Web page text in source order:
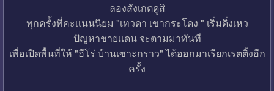
ลองสังเกตดูสิ
ทุกครั้งที่คะเเนนนิยม "เทวดา เขากระโดง " เริ่มดิ่งเหว
ปัญหาชายเเดน จะตามมาทันที
เพื่อเปิดพื้นที่ให้ "ฮีโร่ บ้านเซาะกราว" ได้ออกมาเรียกเรตติ้งอีก
ครั้ง